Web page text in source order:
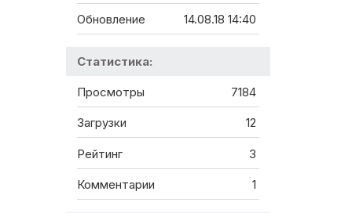
Обновление 14.08.18 14:40
Статистика:
Просмотры 7184
Загрузки 12
Рейтинг 3
Комментарии 1